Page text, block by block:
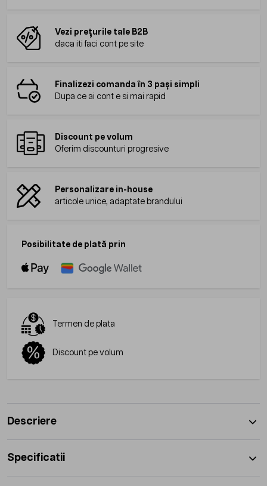
Vezi prețurile tale B2B
daca iti faci cont pe site
Finalizezi comanda în 3 pași simpli
Dupa ce ai cont e si mai rapid
Discount pe volum
Oferim discounturi progresive
Personalizare in-house
articole unice, adaptate brandului
Posibilitate de plată prin
Termen de plata
Discount pe volum
Descriere
Specificatii